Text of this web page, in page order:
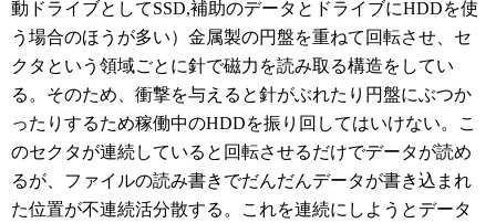
動ドライブとしてSSD,補助のデータとドライブにHDDを使
う場合のほうが多い）金属製の円盤を重ねて回転させ、セ
クタという領域ごとに針で磁力を読み取る構造をしてい
る。そのため、衝撃を与えると針がぶれたり円盤にぶつか
ったりするため稼働中のHDDを振り回してはいけない。こ
のセクタが連続していると回転させるだけでデータが読め
るが、ファイルの読み書きでだんだんデータが書き込まれ
た位置が不連続活分散する。これを連続にしようとデータ